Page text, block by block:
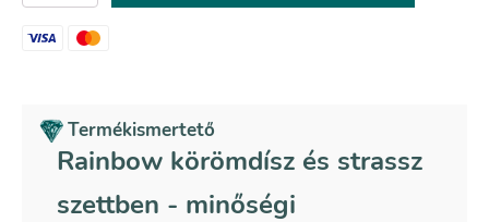
és
strassz
Termékismertető
Rainbow körömdísz és strassz
szettben - minőségi